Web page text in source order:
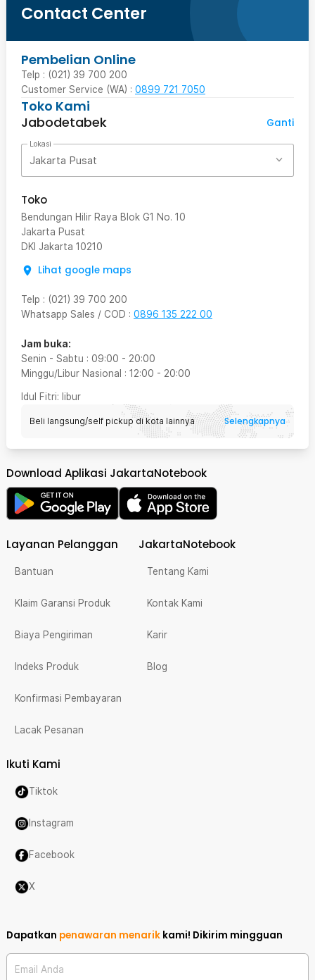
Contact Center
Pembelian Online
Telp : (021) 39 700 200
Customer Service (WA) : 0899 721 7050
Toko Kami
Jabodetabek
Ganti
Lokasi
Jakarta Pusat
Toko
Bendungan Hilir Raya Blok G1 No. 10
Jakarta Pusat
DKI Jakarta 10210
Lihat google maps
Telp : (021) 39 700 200
Whatsapp Sales / COD : 0896 135 222 00
Jam buka:
Senin - Sabtu : 09:00 - 20:00
Minggu/Libur Nasional : 12:00 - 20:00
Idul Fitri: libur
Beli langsung/self pickup di kota lainnya Selengkapnya
Download Aplikasi JakartaNotebook
Layanan Pelanggan
Bantuan
Klaim Garansi Produk
Biaya Pengiriman
Indeks Produk
Konfirmasi Pembayaran
Lacak Pesanan
JakartaNotebook
Tentang Kami
Kontak Kami
Karir
Blog
Ikuti Kami
Tiktok
Instagram
Facebook
X
Dapatkan penawaran menarik kami! Dikirim mingguan
Email Anda